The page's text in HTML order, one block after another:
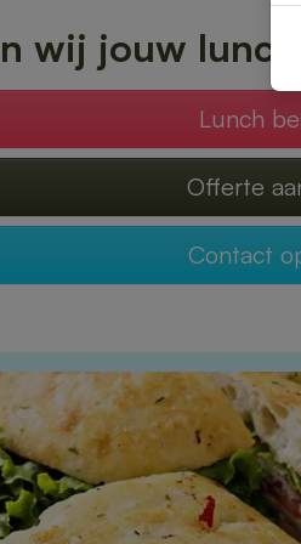
wij jouw
Lunch
Offerte
Contact